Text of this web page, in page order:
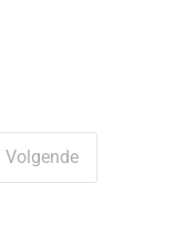
Volgende